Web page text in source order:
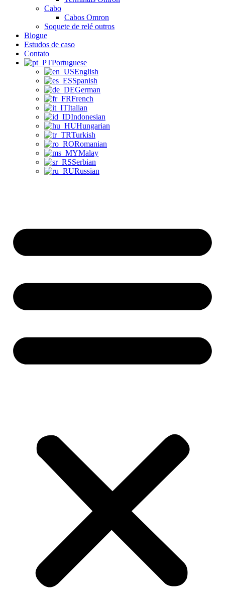
Cabo
Cabos Omron
Soquete de relé outros
Blogue
Estudos de caso
Contato
Portuguese
English
Spanish
German
French
Italian
Indonesian
Hungarian
Turkish
Romanian
Malay
Serbian
Russian